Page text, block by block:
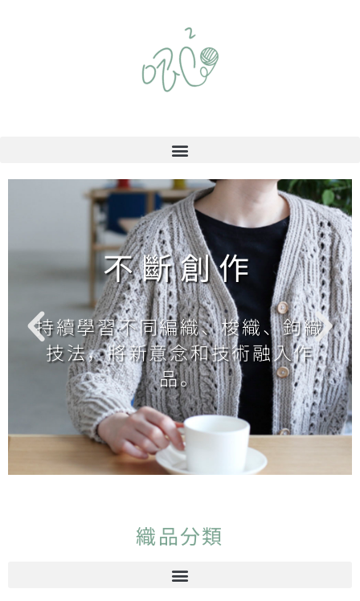
不斷創作
持續學習不同編織、梭織、鉤織
技法，將新意念和技術融入作
品。
織品分類